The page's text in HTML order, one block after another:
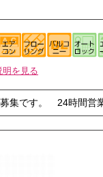
を見る
集です。 24時間営